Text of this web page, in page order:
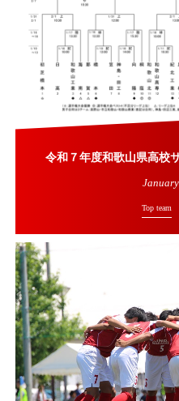
令和７年度和歌山県高校
January
Top team